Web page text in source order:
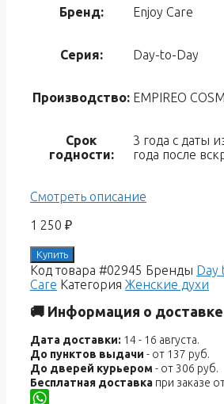
Бренд: Enjoy Care
Серия: Day-to-Day
Производство: EMPIREO
Срок
годности:
3 года с даты
года после
Смотреть описание
1 250 ₽
Купить
Код товара #02945 Бренды Day
Care Категория Женские духи
🚚 Информация о доставке
Дата доставки: 14 - 16 августа.
До пунктов выдачи - от 137 руб.
До дверей курьером - от 306 руб.
Бесплатная доставка при заказе